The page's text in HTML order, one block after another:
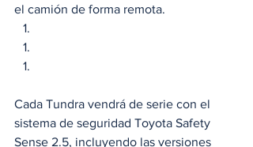
el camión de forma remota.
Cada Tundra vendrá de serie con el
sistema de seguridad Toyota Safety
Sense 2.5, incluyendo las versiones